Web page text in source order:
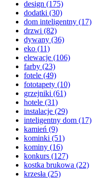
design (175)
dodatki (30)
dom inteligentny (17)
drzwi (82)
dywany (36)
eko (11)
elewacje (106)
farby (23)
fotele (49)
fototapety (10)
grzejniki (61)
hotele (31)
instalacje (29)
inteligentny dom (17)
kamień (9)
kominki (51)
kominy (16)
konkurs (127)
kostka brukowa (22)
krzesła (25)